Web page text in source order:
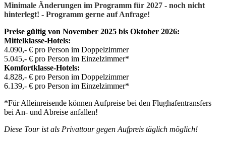
Minimale Änderungen im Programm für 2027 - noch nicht
hinterlegt! - Programm gerne auf Anfrage!
Preise gültig von November 2025 bis Oktober 2026:
Mittelklasse-Hotels:
4.090,- € pro Person im Doppelzimmer
5.045,- € pro Person im Einzelzimmer*
Komfortklasse-Hotels:
4.828,- € pro Person im Doppelzimmer
6.139,- € pro Person im Einzelzimmer*
*Für Alleinreisende können Aufpreise bei den Flughafentransfers
bei An- und Abreise anfallen!
Diese Tour ist als Privattour gegen Aufpreis täglich möglich!